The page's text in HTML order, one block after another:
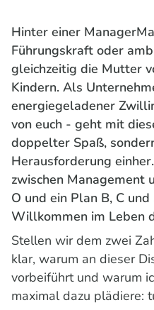
Hinter einer
Führungskraft oder
gleichzeitig die Mutter
Kindern. Als
energiegeladener
von euch - geht mit
doppelter Spaß,
Herausforderung
zwischen Management
O und ein Plan B, C
Willkommen im Leben
Stellen wir dem zwei
klar, warum an dieser
vorbeiführt und warum
maximal dazu plädiere: